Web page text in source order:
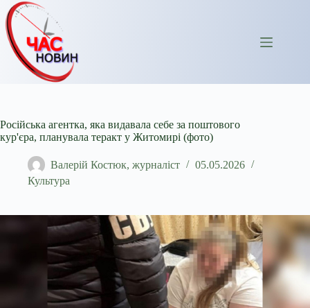
Перейти
до
вмісту
Російська агентка, яка видавала себе за поштового
кур'єра, планувала теракт у Житомирі (фото)
Валерій Костюк, журналіст
05.05.2026
Культура